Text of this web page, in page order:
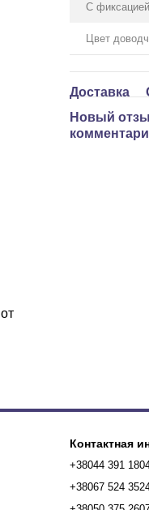
С
Цвет
Доставка
Новый
Контактная
+38044 391
+38067 524